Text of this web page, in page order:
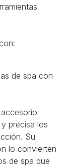
de spa con
precisa los
Su
lo convierten
de spa que